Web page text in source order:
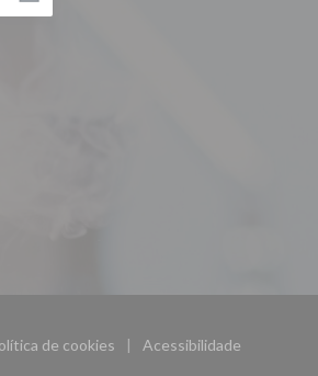
de cookies
((abre numa nova janela))
Acessibilidade